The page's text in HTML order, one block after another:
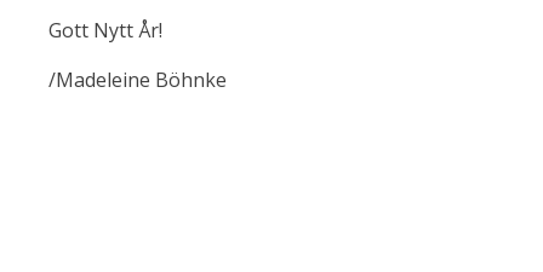
Gott Nytt År!
/Madeleine Böhnke